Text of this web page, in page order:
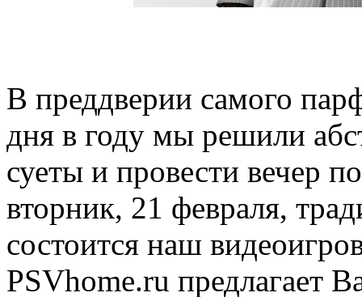
В преддверии самого
дня в году мы решили
суеты и провести вечер
вторник, 21 февраля,
состоится наш
PSVhome.ru предлагает